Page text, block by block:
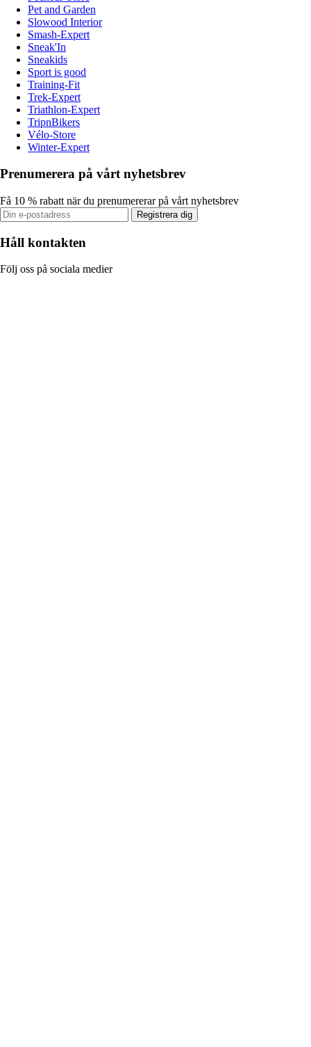
Pet and Garden
Slowood Interior
Smash-Expert
Sneak'In
Sneakids
Sport is good
Training-Fit
Trek-Expert
Triathlon-Expert
TripnBikers
Vélo-Store
Winter-Expert
Prenumerera på vårt nyhetsbrev
Få 10 % rabatt när du prenumererar på vårt nyhetsbrev
Registrera dig
Håll kontakten
Följ oss på sociala medier